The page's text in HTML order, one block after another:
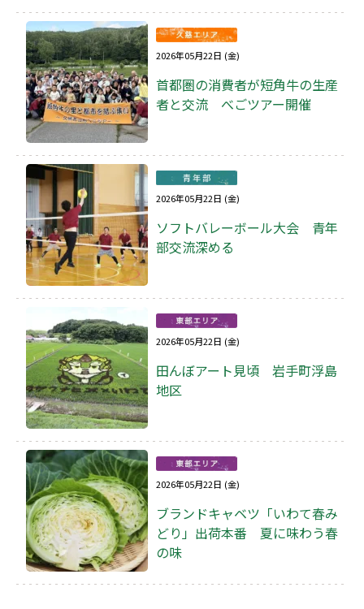
2026年05月22日 (金)
首都圏の消費者が短角牛の生産
者と交流 べごツアー開催
2026年05月22日 (金)
ソフトバレーボール大会 青年
部交流深める
2026年05月22日 (金)
田んぼアート見頃 岩手町浮島
地区
2026年05月22日 (金)
ブランドキャベツ「いわて春み
どり」出荷本番 夏に味わう春
の味